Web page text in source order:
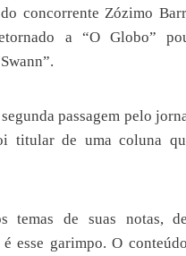
concorrente Zózimo
a “O Globo”
passagem pelo
titular de uma coluna
temas de suas notas,
esse garimpo. O